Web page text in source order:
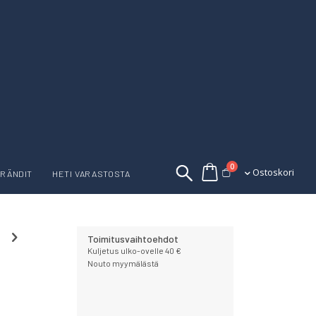
Ostoskori
0tuotettaOstoskori
HETI VARASTOSTA
Toimitusvaihtoehdot
Kuljetus ulko-ovelle 40 €
Nouto myymälästä